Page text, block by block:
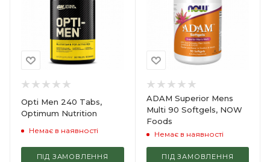
Opti Men 240 Tabs,
Optimum Nutrition
Немає в наявності
ПІД ЗАМОВЛЕННЯ
ADAM Superior Mens
Multi 90 Softgels, NOW
Foods
Немає в наявності
ПІД ЗАМОВЛЕННЯ